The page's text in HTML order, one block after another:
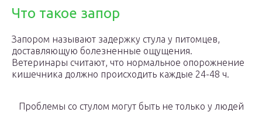
Что такое запор
Запором называют задержку стула у питомцев,
доставляющую болезненные ощущения.
Ветеринары считают, что нормальное опорожнение
кишечника должно происходить каждые 24-48 ч.
Проблемы со стулом могут быть не только у людей